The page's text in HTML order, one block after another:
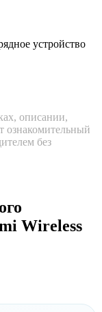
устройство
описании,
ознакомительный
без
Wireless